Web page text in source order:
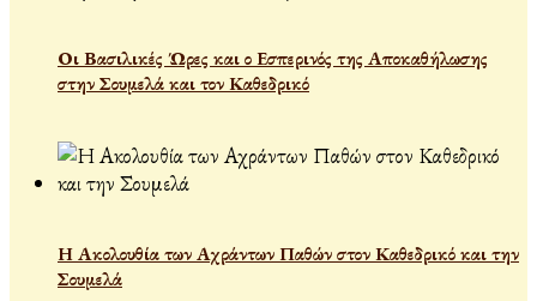
Οι Βασιλικές Ώρες και ο Εσπερινός της Αποκαθήλωσης
στην Σουμελά και τον Καθεδρικό
Η Ακολουθία των Αχράντων Παθών στον Καθεδρικό και την
Σουμελά